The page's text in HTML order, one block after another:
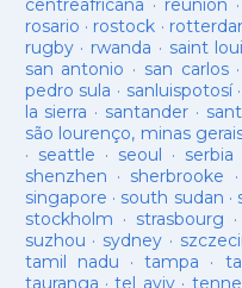
centreafricana · reunion ·
rosario · rostock ·
rugby· rwanda · saint
san antonio · san carlos·
pedro sula · sanluispotosí·
la sierra · santander ·
são lourenço, minas
· seattle · seoul · serbia
shenzhen · sherbrooke ·
singapore · south sudan ·
stockholm · strasbourg ·
suzhou · sydney ·
tamil nadu ·tampa ·
tauranga ·tel aviv·